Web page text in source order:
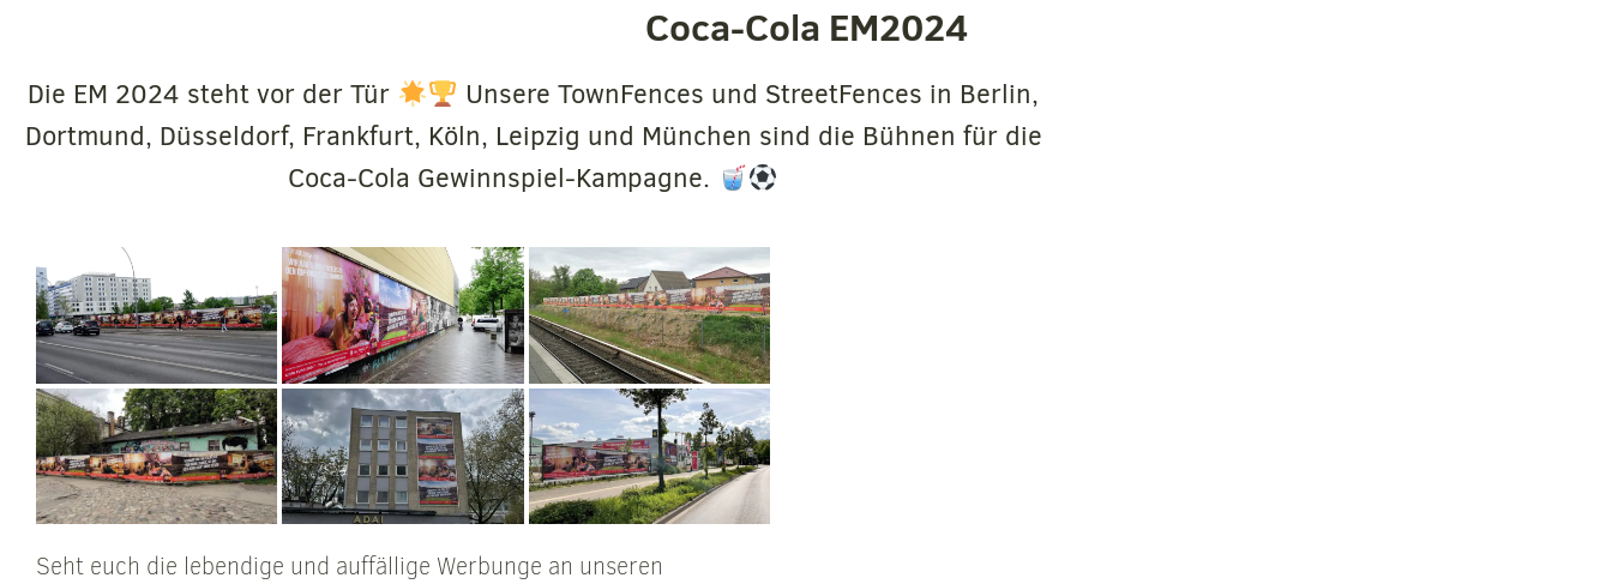
Coca-Cola EM2024
Die EM 2024 steht vor der Tür
Unsere TownFences und StreetFences in Berlin,
Dortmund, Düsseldorf, Frankfurt, Köln, Leipzig und München sind die Bühnen für die
Coca-Cola Gewinnspiel-Kampagne.
Seht euch die lebendige und auffällige Werbunge an unseren